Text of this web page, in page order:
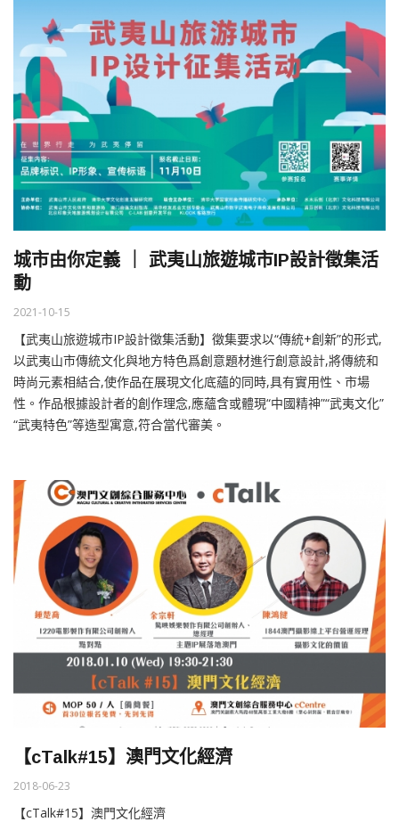
城市由你定義 ｜ 武夷山旅遊城市IP設計徵集活
動
2021-10-15
【武夷山旅遊城市IP設計徵集活動】徵集要求以“傳統+創新”的形式,
以武夷山市傳統文化與地方特色爲創意題材進行創意設計,將傳統和
時尚元素相結合,使作品在展現文化底蘊的同時,具有實用性、市場
性。作品根據設計者的創作理念,應蘊含或體現“中國精神”“武夷文化”
“武夷特色”等造型寓意,符合當代審美。
【cTalk#15】澳門文化經濟
2018-06-23
【cTalk#15】澳門文化經濟